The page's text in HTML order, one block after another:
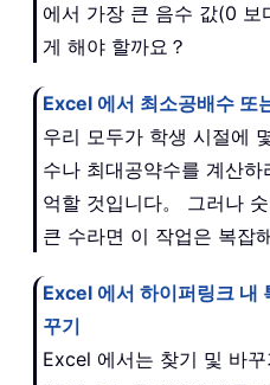
에서 가장 큰 음수 값(0 보
게 해야 할까요？
Excel 에서 최소공배수 또
우리 모두가 학생 시절에
수나 최대공약수를 계산
억할 것입니다。 그러나
큰 수라면 이 작업은 복잡
Excel 에서 하이퍼링크 내
꾸기
Excel 에서는 찾기 및 바